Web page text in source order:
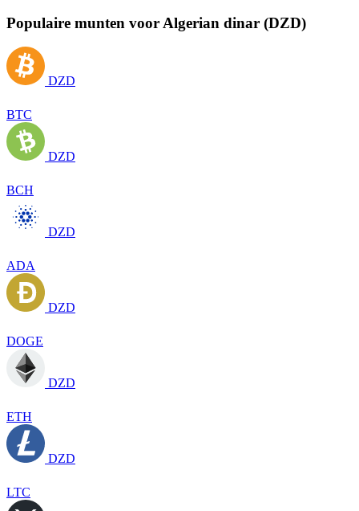
Populaire munten voor Algerian dinar (DZD)
DZD
BTC
DZD
BCH
DZD
ADA
DZD
DOGE
DZD
ETH
DZD
LTC